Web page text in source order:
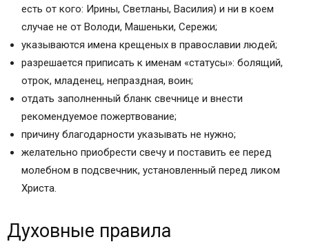
есть от кого: Ирины, Светланы, Василия) и ни в коем
случае не от Володи, Машеньки, Сережи;
указываются имена крещеных в православии людей;
разрешается приписать к именам «статусы»: болящий,
отрок, младенец, непраздная, воин;
отдать заполненный бланк свечнице и внести
рекомендуемое пожертвование;
причину благодарности указывать не нужно;
желательно приобрести свечу и поставить ее перед
молебном в подсвечник, установленный перед ликом
Христа.
Духовные правила